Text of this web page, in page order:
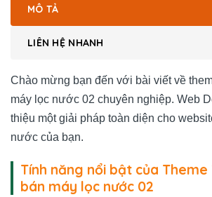
MÔ TẢ
LIÊN HỆ NHANH
Chào mừng bạn đến với bài viết về
máy lọc nước 02 chuyên nghiệp. Web
thiệu một giải pháp toàn diện cho
nước của bạn.
Tính năng nổi bật của Theme
bán máy lọc nước 02